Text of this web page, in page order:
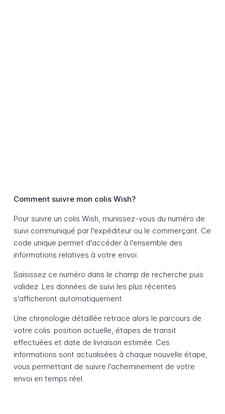
Comment suivre mon colis Wish?
Pour suivre un colis Wish, munissez-vous du numéro de
suivi communiqué par l'expéditeur ou le commerçant. Ce
code unique permet d'accéder à l'ensemble des
informations relatives à votre envoi.
Saisissez ce numéro dans le champ de recherche puis
validez. Les données de suivi les plus récentes
s'afficheront automatiquement.
Une chronologie détaillée retrace alors le parcours de
votre colis: position actuelle, étapes de transit
effectuées et date de livraison estimée. Ces
informations sont actualisées à chaque nouvelle étape,
vous permettant de suivre l'acheminement de votre
envoi en temps réel.